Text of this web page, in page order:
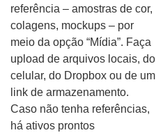
referência – amostras de cor,
colagens, mockups – por
meio da opção “Mídia”. Faça
upload de arquivos locais, do
celular, do Dropbox ou de um
link de armazenamento.
Caso não tenha referências,
há ativos prontos